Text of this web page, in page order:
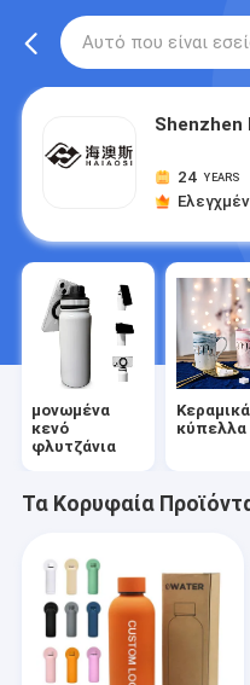
Shenzhen
24 YEARS
μονωμένα
κενό
φλυτζάνια
Κεραμικά
κύπελλα
Τα Κορυφαία